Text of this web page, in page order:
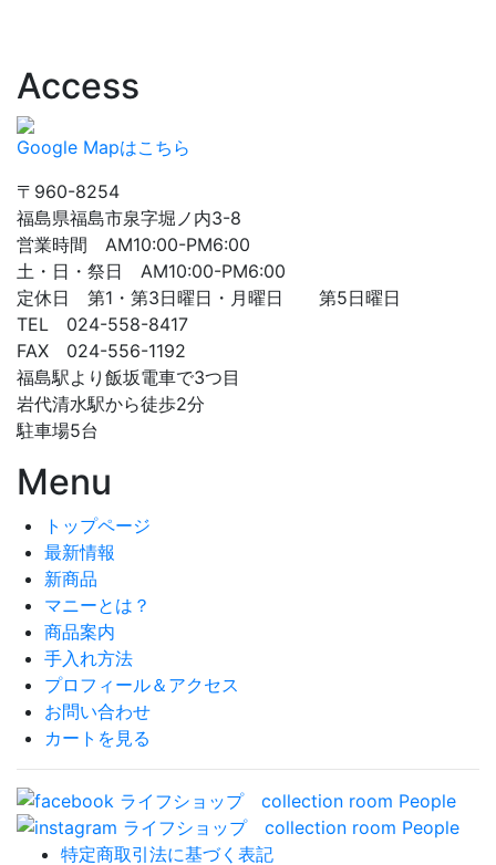
Access
Google Mapはこちら
〒960-8254
福島県福島市泉字堀ノ内3-8
営業時間 AM10:00-PM6:00
土・日・祭日 AM10:00-PM6:00
定休日 第1・第3日曜日・月曜日 第5日曜日
TEL 024-558-8417
FAX 024-556-1192
福島駅より飯坂電車で3つ目
岩代清水駅から徒歩2分
駐車場5台
Menu
トップページ
最新情報
新商品
マニーとは？
商品案内
手入れ方法
プロフィール＆アクセス
お問い合わせ
カートを見る
特定商取引法に基づく表記